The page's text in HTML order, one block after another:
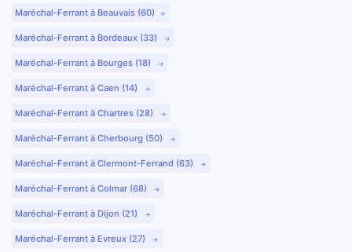
Maréchal-Ferrant à Beauvais (60)
Maréchal-Ferrant à Bordeaux (33)
Maréchal-Ferrant à Bourges (18)
Maréchal-Ferrant à Caen (14)
Maréchal-Ferrant à Chartres (28)
Maréchal-Ferrant à Cherbourg (50)
Maréchal-Ferrant à Clermont-Ferrand (63)
Maréchal-Ferrant à Colmar (68)
Maréchal-Ferrant à Dijon (21)
Maréchal-Ferrant à Evreux (27)